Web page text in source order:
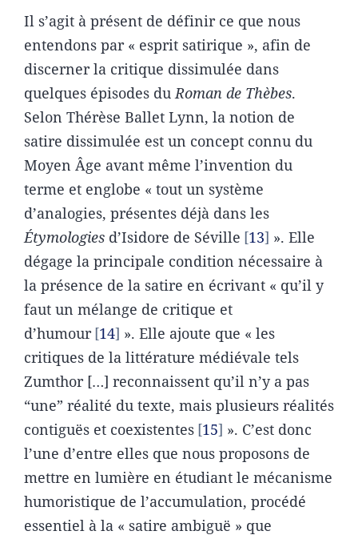
Il s’agit à présent de définir ce que nous
entendons par « esprit satirique », afin de
discerner la critique dissimulée dans
quelques épisodes duRoman de Thèbes.
Selon Thérèse Ballet Lynn, la notion de
satire dissimulée est un concept connu du
Moyen Âge avant même l’invention du
terme et englobe « tout un système
d’analogies, présentes déjà dans les
Étymologies d’Isidore de Séville 13 ». Elle
dégage la principale condition nécessaire à
la présence de la satire en écrivant « qu’il y
faut un mélange de critique et
d’humour 14 ». Elle ajoute que « les
critiques de la littérature médiévale tels
Zumthor […] reconnaissent qu’il n’y a pas
“une” réalité du texte, mais plusieurs réalités
contiguës et coexistentes 15 ». C’est donc
l’une d’entre elles que nous proposons de
mettre en lumière en étudiant le mécanisme
humoristique de l’accumulation, procédé
essentiel à la « satire ambiguë » que